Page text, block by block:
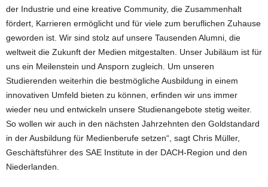
der Industrie und eine kreative Community, die Zusammenhalt
fördert, Karrieren ermöglicht und für viele zum beruflichen Zuhause
geworden ist. Wir sind stolz auf unsere Tausenden Alumni, die
weltweit die Zukunft der Medien mitgestalten. Unser Jubiläum ist für
uns ein Meilenstein und Ansporn zugleich. Um unseren
Studierenden weiterhin die bestmögliche Ausbildung in einem
innovativen Umfeld bieten zu können, erfinden wir uns immer
wieder neu und entwickeln unsere Studienangebote stetig weiter.
So wollen wir auch in den nächsten Jahrzehnten den Goldstandard
in der Ausbildung für Medienberufe setzen“, sagt Chris Müller,
Geschäftsführer des SAE Institute in der DACH-Region und den
Niederlanden.